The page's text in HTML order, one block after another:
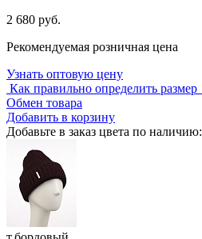
2 680 руб.
Рекомендуемая розничная цена
Узнать оптовую цену
Как правильно определить размер
Обмен товара
Добавить в корзину
Добавьте в заказ цвета по наличию: